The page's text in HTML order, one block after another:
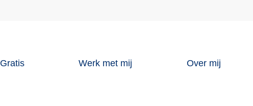
Gratis Werk met mij Over mij